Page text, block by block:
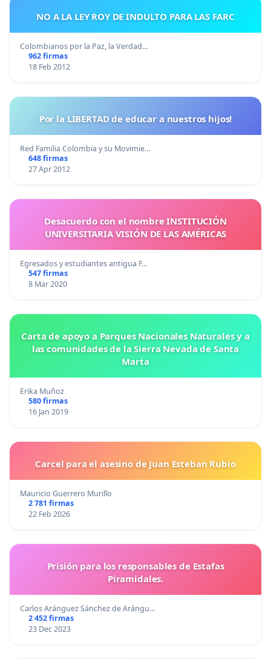
NO A LA LEY ROY DE INDULTO PARA LAS FARC
Colombianos por la Paz, la Verdad…
962 firmas
18 Feb 2012
Por la LIBERTAD de educar a nuestros hijos!
Red Familia Colombia y su Movimie…
648 firmas
27 Apr 2012
Desacuerdo con el nombre INSTITUCIÓN
UNIVERSITARIA VISIÓN DE LAS AMÉRICAS
Egresados y estudiantes antigua F…
547 firmas
8 Mar 2020
Carta de apoyo a Parques Nacionales Naturales y a
las comunidades de la Sierra Nevada de Santa
Marta
Erika Muñoz
580 firmas
16 Jan 2019
Carcel para el asesino de Juan Esteban Rubio
Mauricio Guerrero Murillo
2 781 firmas
22 Feb 2026
Prisión para los responsables de Estafas
Piramidales.
Carlos Aránguez Sánchez de Arángu…
2 452 firmas
23 Dec 2023